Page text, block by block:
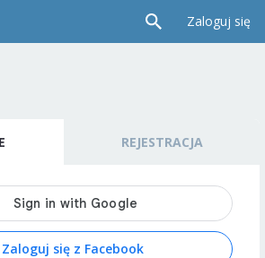
Zaloguj się
REJESTRACJA
Zaloguj się z Facebook